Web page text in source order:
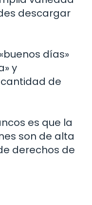
descargar
días»
y
de
es que la
son de alta
derechos de